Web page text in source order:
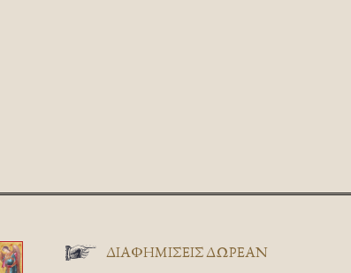
ΔΙΑΦΗΜΊΣΕΙΣ ΔΩΡΕΆΝ